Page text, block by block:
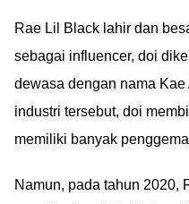
Rae Lil Black lahir dan
sebagai influencer, doi
dewasa dengan nama
industri tersebut, doi
memiliki banyak
Namun, pada tahun 2020,